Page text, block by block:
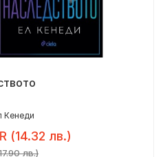
Кенеди
(14.32 лв.)
лв.)